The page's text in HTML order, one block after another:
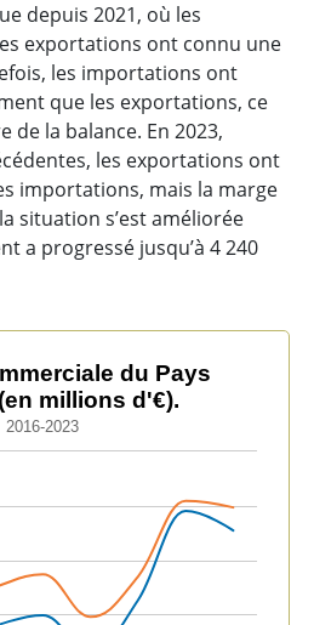
depuis 2021, où les
exportations ont connu une
les importations ont
que les exportations, ce
de la balance. En 2023,
les exportations ont
importations, mais la marge
situation s’est améliorée
a progressé jusqu’à 4 240
du Pays Basque (en millions d'€).
displaying values. Data ranges
du Pays
millions d'€).
2016-2023